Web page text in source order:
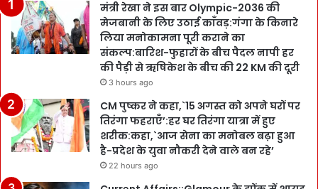
मंत्री रेखा ने इस बार Olympic-2036 की
मेजबानी के लिए उठाई काँवड़:गंगा के किनारे
लिया मनोकामना पूरी कराने का
संकल्प:बारिश-फुहारों के बीच पैदल नापी हर
की पैड़ी से ऋषिकेश के बीच की 22 KM की दूरी
3 hours ago
CM पुष्कर ने कहा,`15 अगस्त को अपने घरों पर
तिरंगा फहराएँ’:हर घर तिरंगा यात्रा में हुए
शरीक:कहा,`आज सेना का मनोबल बढ़ा हुआ
है-प्रदेश के युवा नौकरी देने वाले बन रहे’
22 hours ago